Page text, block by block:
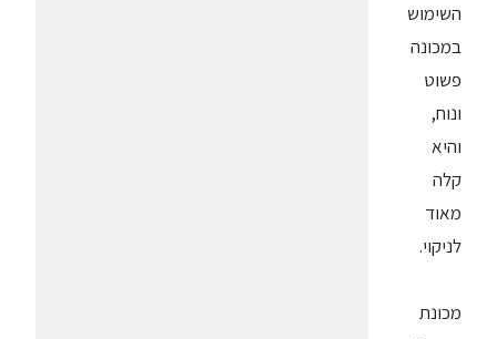
השימוש
במכונה
פשוט
ונוח,
והיא
קלה
מאוד
לניקוי.
מכונת